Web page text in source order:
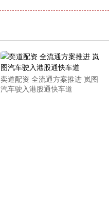
奕道配资 全流通方案推进 岚图
汽车驶入港股通快车道